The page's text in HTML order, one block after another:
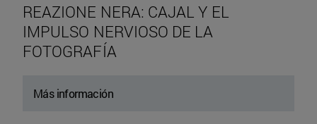
REAZIONE NERA: CAJAL Y EL
IMPULSO NERVIOSO DE LA
FOTOGRAFÍA
Más información